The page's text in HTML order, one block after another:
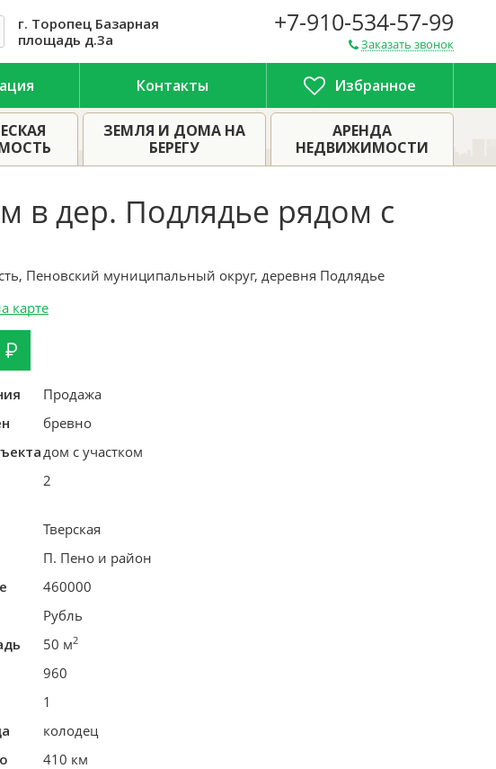
г. Торопец Базарная
площадь д.3а
+7-910-534-57-99
Заказать звонок
Контакты Избранное
Купить дом в Пено Пеновский район, Дом с земельным участком в
ЗЕМЛЯ И ДОМА НА
БЕРЕГУ
АРЕНДА
НЕДВИЖИМОСТИ
в дер. Подлядье рядом с
Пеновский муниципальный округ, деревня Подлядье
карте
Продажа
бревно
дом с участком
2
Тверская
П. Пено и район
460000
Рубль
50 м2
960
1
колодец
410 км